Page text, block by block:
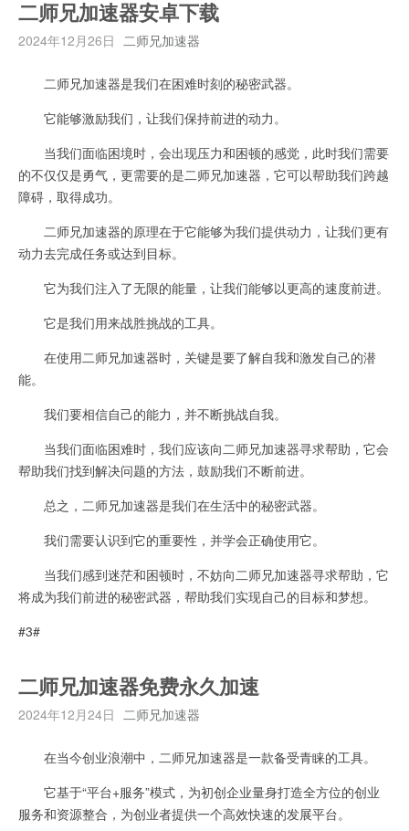
二师兄加速器安卓下载
2024年12月26日 二师兄加速器
二师兄加速器是我们在困难时刻的秘密武器。
它能够激励我们，让我们保持前进的动力。
当我们面临困境时，会出现压力和困顿的感觉，此时我们需要
的不仅仅是勇气，更需要的是二师兄加速器，它可以帮助我们跨越
障碍，取得成功。
二师兄加速器的原理在于它能够为我们提供动力，让我们更有
动力去完成任务或达到目标。
它为我们注入了无限的能量，让我们能够以更高的速度前进。
它是我们用来战胜挑战的工具。
在使用二师兄加速器时，关键是要了解自我和激发自己的潜
能。
我们要相信自己的能力，并不断挑战自我。
当我们面临困难时，我们应该向二师兄加速器寻求帮助，它会
帮助我们找到解决问题的方法，鼓励我们不断前进。
总之，二师兄加速器是我们在生活中的秘密武器。
我们需要认识到它的重要性，并学会正确使用它。
当我们感到迷茫和困顿时，不妨向二师兄加速器寻求帮助，它
将成为我们前进的秘密武器，帮助我们实现自己的目标和梦想。
#3#
二师兄加速器免费永久加速
2024年12月24日 二师兄加速器
在当今创业浪潮中，二师兄加速器是一款备受青睐的工具。
它基于“平台+服务”模式，为初创企业量身打造全方位的创业
服务和资源整合，为创业者提供一个高效快速的发展平台。